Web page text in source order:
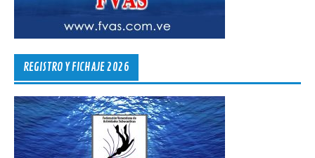
REGISTRO Y FICHAJE 2026